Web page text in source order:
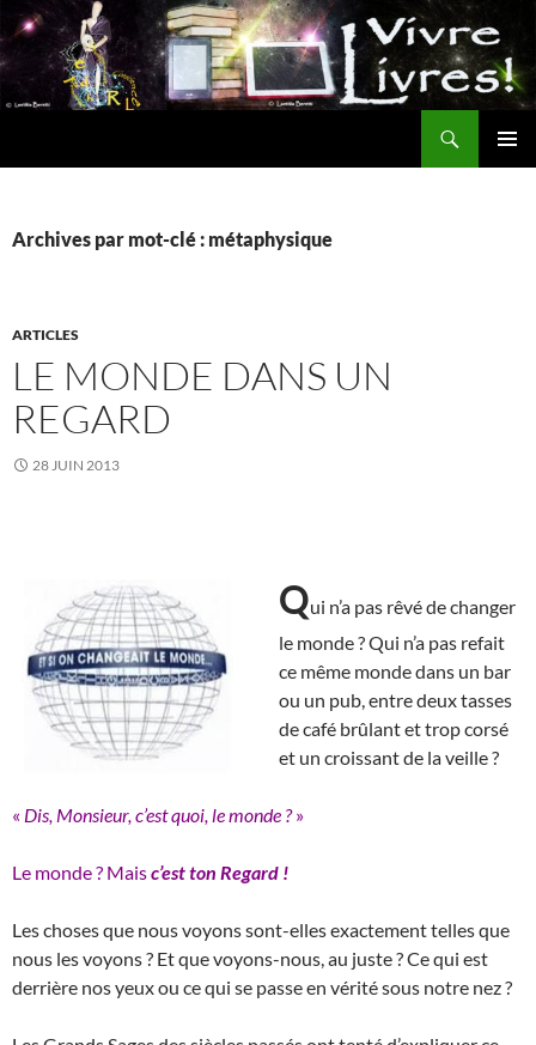
Aller
au
contenu
Archives par mot-clé : métaphysique
ARTICLES
LE MONDE DANS UN
REGARD
28 JUIN 2013
Qui n’a pas rêvé de changer
le monde ? Qui n’a pas refait
ce même monde dans un bar
ou un pub, entre deux tasses
de café brûlant et trop corsé
et un croissant de la veille ?
« Dis, Monsieur, c’est quoi, le monde ?»
Le monde ? Maisc’estton Regard !
Les choses que nous voyons sont-elles exactement telles que
nous les voyons ? Et que voyons-nous, au juste ? Ce qui est
derrière nos yeux ou ce qui se passe en vérité sous notre nez ?